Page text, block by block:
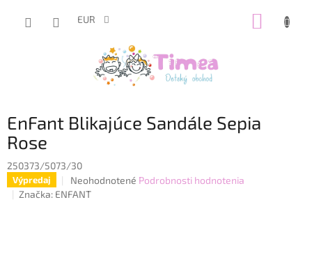
EUR
EnFant Blikajúce Sandále Sepia
Rose
250373/5073/30
Výpredaj
Priemerné
hodnotenie
Neohodnotené Podrobnosti hodnotenia
Značka: ENFANT